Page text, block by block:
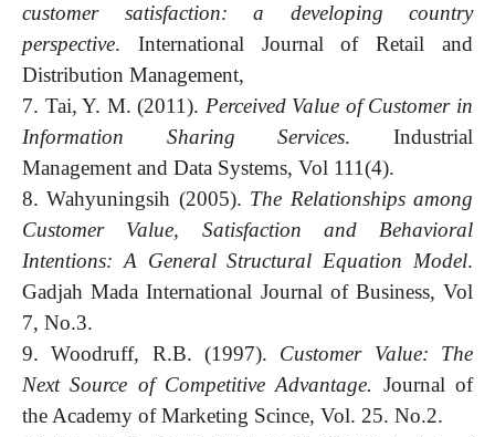
customer satisfaction: a developing country
perspective. International Journal of Retail and
Distribution Management,
7. Tai, Y. M. (2011). Perceived Value of Customer in
Information Sharing Services. Industrial
Management and Data Systems, Vol 111(4).
8. Wahyuningsih (2005). The Relationships among
Customer Value, Satisfaction and Behavioral
Intentions: A General Structural Equation Model.
Gadjah Mada International Journal of Business, Vol
7, No.3.
9. Woodruff, R.B. (1997). Customer Value: The
Next Source of Competitive Advantage. Journal of
the Academy of Marketing Scince, Vol. 25. No.2.